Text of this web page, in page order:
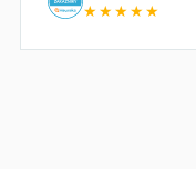
★★★★★